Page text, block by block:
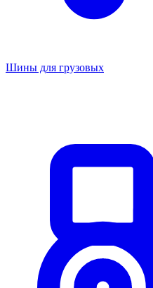
Шины для грузовых